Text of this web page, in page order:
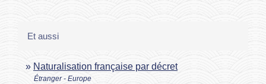
Et aussi
Naturalisation française par décret
Étranger - Europe